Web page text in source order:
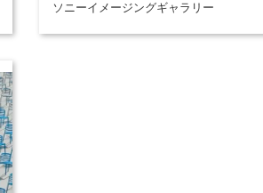
ソニーイメージングギャラリー